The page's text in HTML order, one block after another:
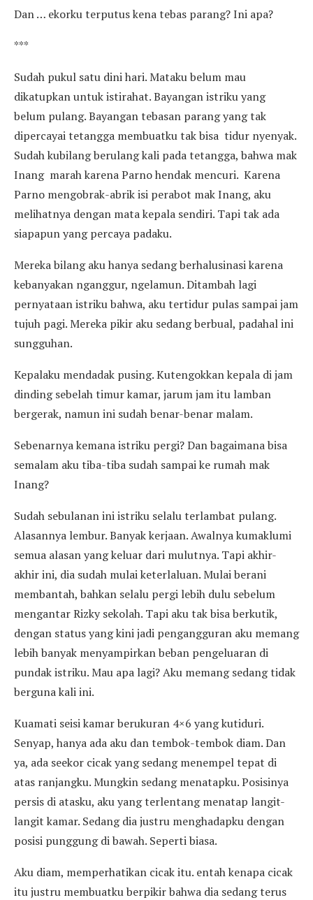
Dan … ekorku terputus kena tebas parang? Ini apa?
***
Sudah pukul satu dini hari. Mataku belum mau
dikatupkan untuk istirahat. Bayangan istriku yang
belum pulang. Bayangan tebasan parang yang tak
dipercayai tetangga membuatku tak bisa tidur nyenyak.
Sudah kubilang berulang kali pada tetangga, bahwa mak
Inang marah karena Parno hendak mencuri. Karena
Parno mengobrak-abrik isi perabot mak Inang, aku
melihatnya dengan mata kepala sendiri. Tapi tak ada
siapapun yang percaya padaku.
Mereka bilang aku hanya sedang berhalusinasi karena
kebanyakan nganggur, ngelamun. Ditambah lagi
pernyataan istriku bahwa, aku tertidur pulas sampai jam
tujuh pagi. Mereka pikir aku sedang berbual, padahal ini
sungguhan.
Kepalaku mendadak pusing. Kutengokkan kepala di jam
dinding sebelah timur kamar, jarum jam itu lamban
bergerak, namun ini sudah benar-benar malam.
Sebenarnya kemana istriku pergi? Dan bagaimana bisa
semalam aku tiba-tiba sudah sampai ke rumah mak
Inang?
Sudah sebulanan ini istriku selalu terlambat pulang.
Alasannya lembur. Banyak kerjaan. Awalnya kumaklumi
semua alasan yang keluar dari mulutnya. Tapi akhir-
akhir ini, dia sudah mulai keterlaluan. Mulai berani
membantah, bahkan selalu pergi lebih dulu sebelum
mengantar Rizky sekolah. Tapi aku tak bisa berkutik,
dengan status yang kini jadi pengangguran aku memang
lebih banyak menyampirkan beban pengeluaran di
pundak istriku. Mau apa lagi? Aku memang sedang tidak
berguna kali ini.
Kuamati seisi kamar berukuran 4×6 yang kutiduri.
Senyap, hanya ada aku dan tembok-tembok diam. Dan
ya, ada seekor cicak yang sedang menempel tepat di
atas ranjangku. Mungkin sedang menatapku. Posisinya
persis di atasku, aku yang terlentang menatap langit-
langit kamar. Sedang dia justru menghadapku dengan
posisi punggung di bawah. Seperti biasa.
Aku diam, memperhatikan cicak itu. entah kenapa cicak
itu justru membuatku berpikir bahwa dia sedang terus